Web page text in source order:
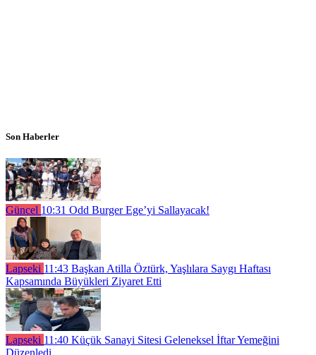
Son Haberler
Güncel 10:31 Odd Burger Ege’yi Sallayacak!
Lapseki 11:43 Başkan Atilla Öztürk, Yaşlılara Saygı Haftası
Kapsamında Büyükleri Ziyaret Etti
Lapseki 11:40 Küçük Sanayi Sitesi Geleneksel İftar Yemeğini
Düzenledi